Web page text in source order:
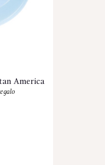
America